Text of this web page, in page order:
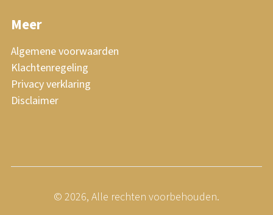
Meer
Algemene voorwaarden
Klachtenregeling
Privacy verklaring
Disclaimer
© 2026, Alle rechten voorbehouden.